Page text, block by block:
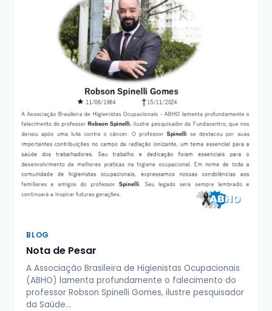
BLOG
Nota de Pesar
A Associação Brasileira de Higienistas Ocupacionais
(ABHO) lamenta profundamente o falecimento do
professor Robson Spinelli Gomes, ilustre pesquisador
da Saúde…